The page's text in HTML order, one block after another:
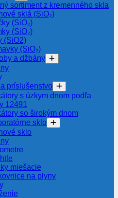
sortiment z kremenného skla
sklá (SiO₂)
(SiO₂)
(SiO₂)
(SiO2)
(SiO₂)
a džbány
príslušenstvo
s úzkym dnom podľa
12491
so širokým dnom
sklo
sklo
miešacie
na plyny